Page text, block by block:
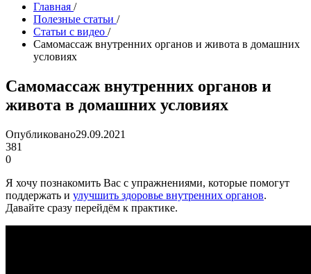
Главная /
Полезные статьи /
Статьи с видео /
Самомассаж внутренних органов и живота в домашних
условиях
Самомассаж внутренних органов и
живота в домашних условиях
Опубликовано29.09.2021
381
0
Я хочу познакомить Вас с упражнениями, которые помогут
поддержать и улучшить здоровье внутренних органов.
Давайте сразу перейдём к практике.